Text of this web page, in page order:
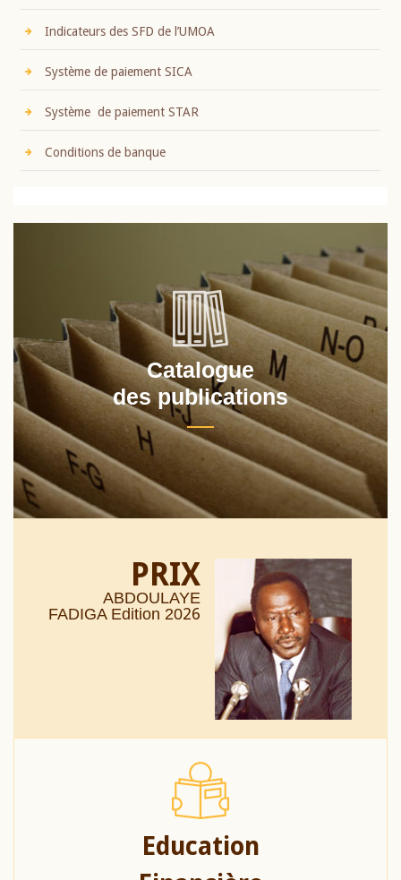
Indicateurs des SFD de l’UMOA
Système de paiement SICA
Système de paiement STAR
Conditions de banque
Catalogue
des publications
PRIX
ABDOULAYE
FADIGA Edition 2026
Education